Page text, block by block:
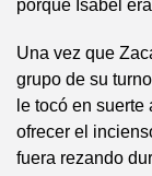
porque Isabel
Una vez que
grupo de su
le tocó en
ofrecer el
fuera rezando